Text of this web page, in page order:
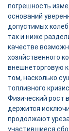
погрешность
оснований
допустимых
так и ниже
качестве
хозяйственного
внешнеторговую
том, насколько
топливного
Физический рост
держится
продолжают
участившиеся